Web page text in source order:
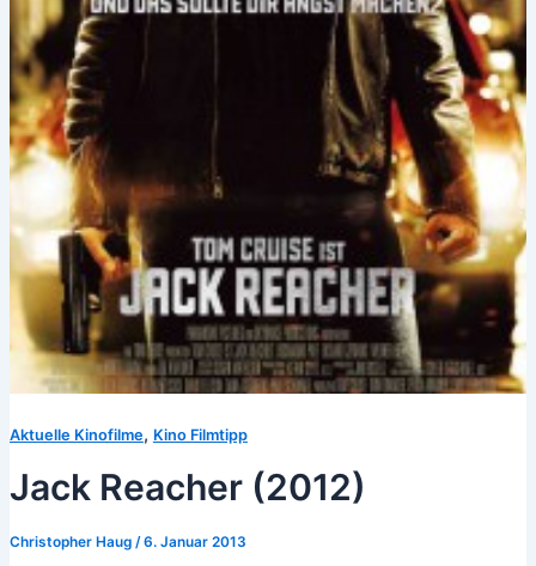
Aktuelle Kinofilme, Kino Filmtipp
Jack Reacher (2012)
Christopher Haug /6. Januar 2013